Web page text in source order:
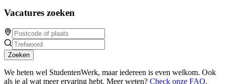
Vacatures zoeken
Zoeken
We heten wel StudentenWerk, maar iedereen is even welkom. Ook
als je al wat meer ervaring hebt. Meer weten? Check onze FAQ.